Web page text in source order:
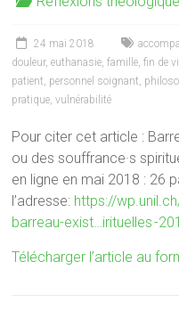
24 mai 2018
douleur,euthanasie,famille,fin de
patient, personnel soignant,
pratique,vulnérabilité
Pour citer cet article :
ou des souffrance·s
en ligne en mai 2018 : 26
l’adresse: https://
barreau-exist…irituelles -
Télécharger l’article au